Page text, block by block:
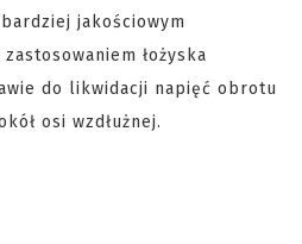
jakościowym
łożyska
do likwidacji napięć obrotu
osi wzdłużnej.